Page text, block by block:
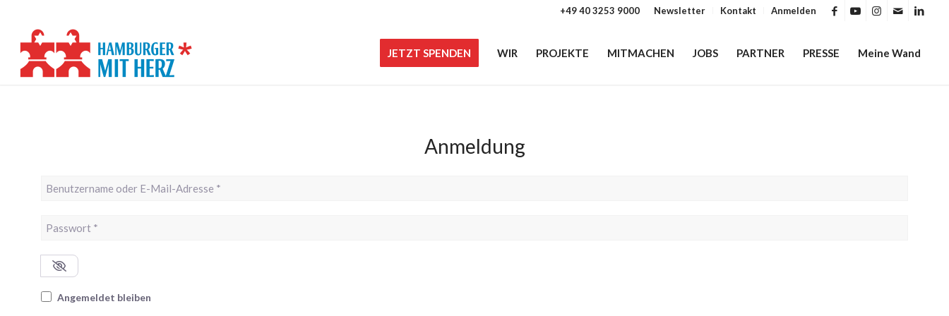
Newsletter Kontakt Anmelden
+49 40 3253 9000
JETZT SPENDEN WIR PROJEKTE MITMACHEN JOBS PARTNER PRESSE Meine Wand
Anmeldung
Benutzername oder E-Mail-Adresse
Passwort *
Angemeldet bleiben